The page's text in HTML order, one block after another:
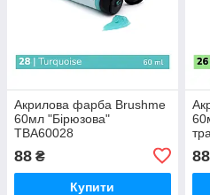
Акрилова фарба Brushme
60мл "Бірюзова"
TBA60028
88 ₴
Купити
88